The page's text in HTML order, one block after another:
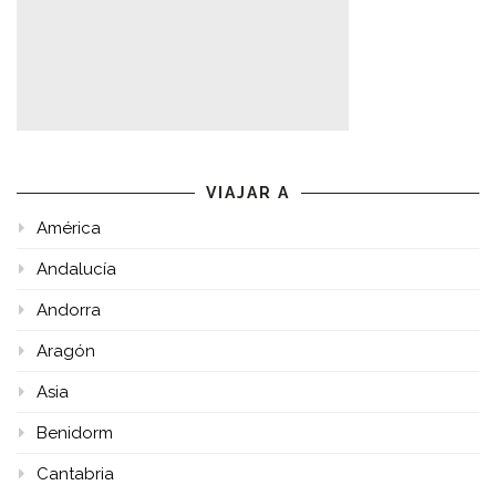
VIAJAR A
América
Andalucía
Andorra
Aragón
Asia
Benidorm
Cantabria